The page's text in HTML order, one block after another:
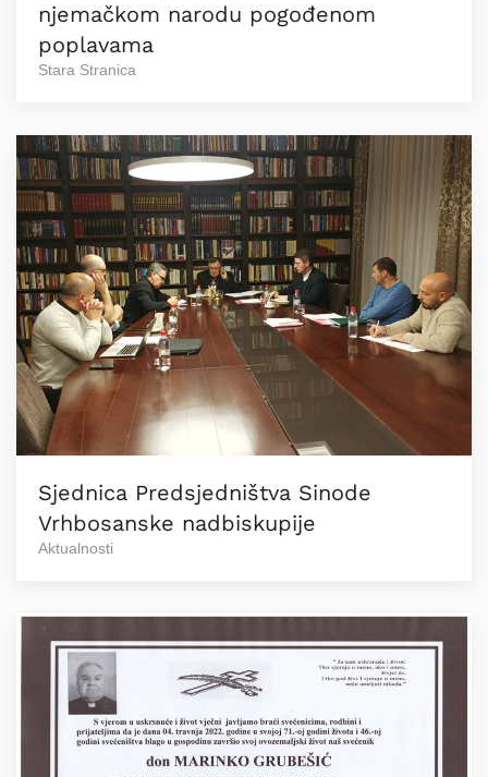
njemačkom narodu pogođenom
poplavama
Stara Stranica
Sjednica Predsjedništva Sinode
Vrhbosanske nadbiskupije
Aktualnosti